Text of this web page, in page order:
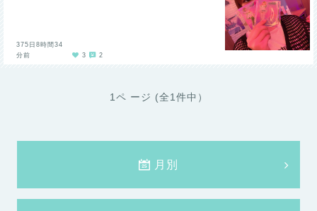
375日8時間34
分前
3 2
1ペ ージ (全1件中）
月別